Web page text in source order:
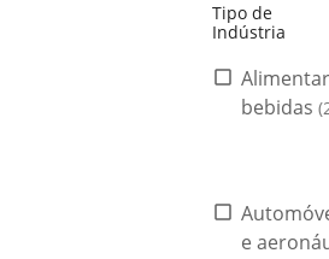
Tipo de
Indústria
bebidas
e